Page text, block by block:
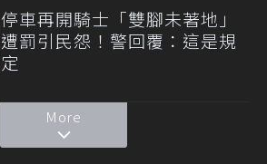
停車再開騎士「雙腳未著地」
遭罰引民怨！警回覆：這是規
定
More